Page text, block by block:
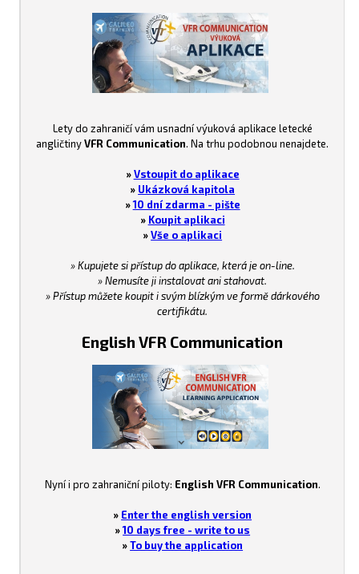
Lety do zahraničí vám usnadní výuková aplikace letecké
angličtinyVFR Communication. Na trhu podobnou nenajdete.
» Vstoupit do aplikace
» Ukázková kapitola
»10 dní zdarma - pište
» Koupit aplikaci
»Vše o aplikaci
» Kupujete si přístup do aplikace, která je on-line.
» Nemusíte ji instalovat ani stahovat.
» Přístup můžete koupit i svým blízkým ve formě dárkového
certifikátu.
English VFR Communication
Nyní i pro zahraniční piloty: English VFR Communication.
» Enter the english version
»10 days free - write to us
»To buy the application